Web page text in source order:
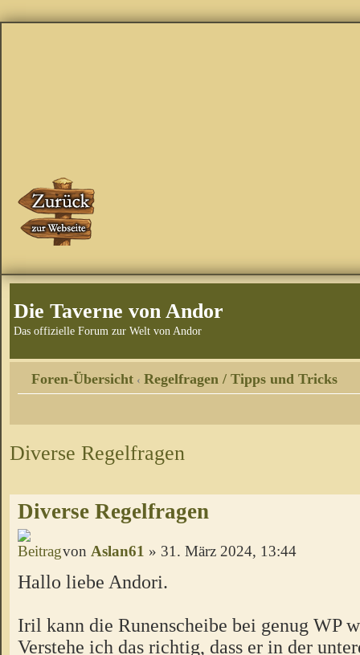
Die Taverne von Andor
Das offizielle Forum zur Welt von Andor
Foren-Übersicht ‹ Regelfragen / Tipps und Tricks
Diverse Regelfragen
Diverse Regelfragen
von Aslan61 » 31. März 2024, 13:44
Hallo liebe Andori.
Iril kann die Runenscheibe bei genug WP
Verstehe ich das richtig, dass er in der